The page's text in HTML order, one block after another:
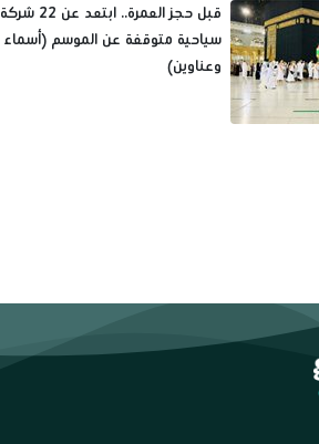
قبل حجز العمرة.. ابتعد عن 22 شركة
سياحية متوقفة عن الموسم (أسماء
وعناوين)